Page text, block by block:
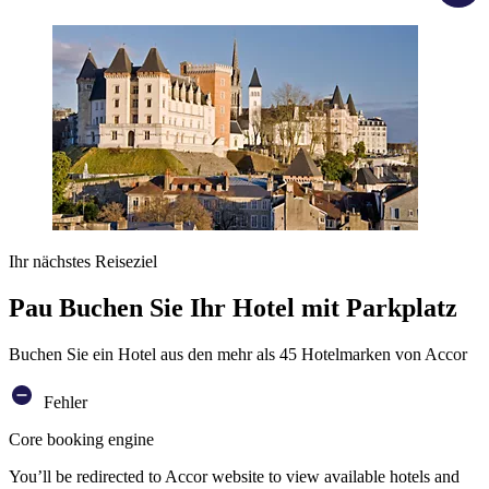
Ihr nächstes Reiseziel
Pau Buchen Sie Ihr Hotel mit Parkplatz
Buchen Sie ein Hotel aus den mehr als 45 Hotelmarken von Accor
Fehler
Core booking engine
You’ll be redirected to Accor website to view available hotels and